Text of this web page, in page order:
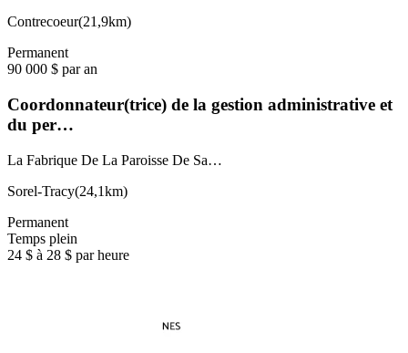
Contrecoeur(21,9km)
Permanent
90 000 $ par an
Coordonnateur(trice) de la gestion administrative et
du per…
La Fabrique De La Paroisse De Sa…
Sorel-Tracy(24,1km)
Permanent
Temps plein
24 $ à 28 $ par heure